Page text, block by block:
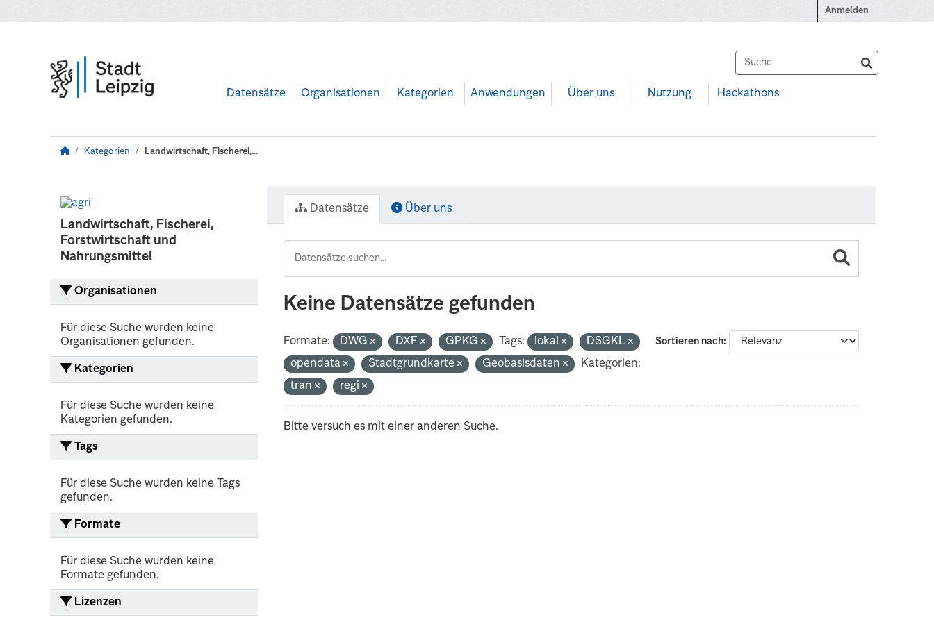
Anmelden
Datensätze Organisationen Kategorien Anwendungen Über uns Nutzung Hackathons
Kategorien Landwirtschaft, Fischerei,...
Landwirtschaft, Fischerei,
Forstwirtschaft und
Nahrungsmittel
Organisationen
Für diese Suche wurden keine
Organisationen gefunden.
Kategorien
Für diese Suche wurden keine
Kategorien gefunden.
Tags
Für diese Suche wurden keine Tags
gefunden.
Formate
Für diese Suche wurden keine
Formate gefunden.
Lizenzen
Datensätze Über uns
Keine Datensätze gefunden
Sortieren nach
Formate: DWG DXF GPKG Tags: lokal
DSGKL
opendata
Stadtgrundkarte Geobasisdaten
Kategorien:
tran
regi
Bitte versuch es mit einer anderen Suche.